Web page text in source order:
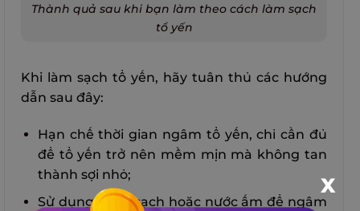
Thành quả sau khi bạn làm theo cách làm sạch
tổ yến
Khi làm sạch tổ yến, hãy tuân thủ các hướng
dẫn sau đây:
Hạn chế thời gian ngâm tổ yến, chỉ cần đủ
để tổ yến trở nên mềm mịn mà không tan
thành sợi nhỏ;
Sử dụng nước sạch hoặc nước ấm để ngâm
X